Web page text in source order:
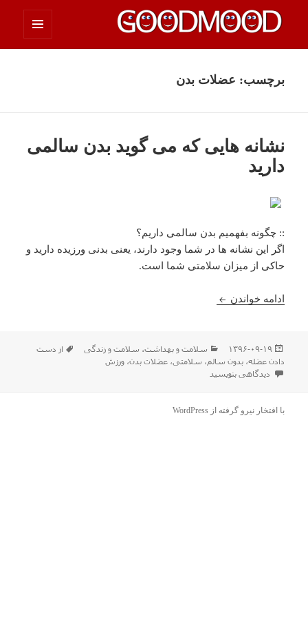
چیزای خووب مووب
برچسب: عضلات بدن
نشانه هایی که می گوید بدن سالمی
دارید
:: چگونه بفهمیم بدن سالمی داریم؟
اگر این نشانه ھا در شما وجود دارند، یعنی بدنی ورزیده دارید و
حاکی از میزان سلامتی شما است.
ادامه خواندن نشانه هایی که می گوید بدن سالمی دارید
ارسال
شده
در
۱۳۹۶-۰۹-۱۹ دسته‌ها
سلامت و بهداشت، سلامت و زندگی برچسب‌ها
از دست
دادن عضله،بدون سالم، سلامتی،عضلات بدن،ورزش
برای نشانه هایی که می گوید بدن سالمی دارید
دیدگاهی بنویسید
با افتخار نیرو گرفته از WordPress